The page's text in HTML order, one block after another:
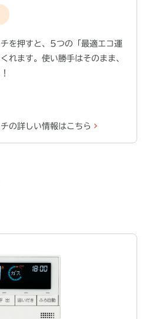
を押すと、5つの「最適エコ運
れます。使い勝手はそのまま、
の詳しい情報はこちら